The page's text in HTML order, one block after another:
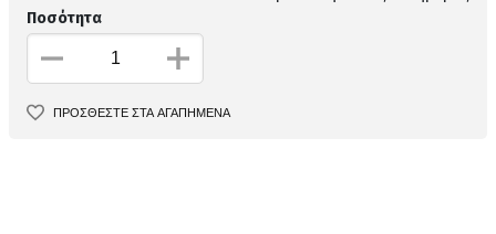
Ποσότητα
ΠΡΟΣΘΕΣΤΕ ΣΤΑ ΑΓΑΠΗΜΕΝΑ